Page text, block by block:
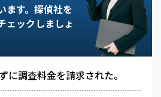
す。 探偵社を
ェックしましょ
に調査料金を請求された。